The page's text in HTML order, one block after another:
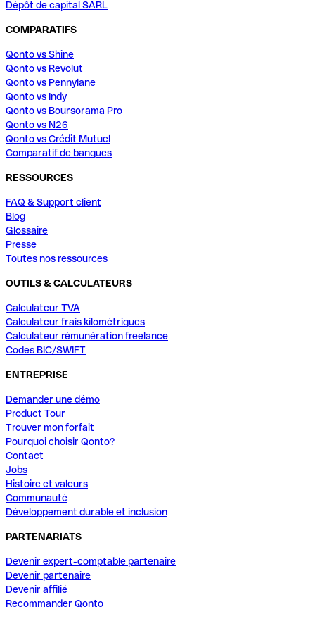
Dépôt de capital SARL
COMPARATIFS
Qonto vs Shine
Qonto vs Revolut
Qonto vs Pennylane
Qonto vs Indy
Qonto vs Boursorama Pro
Qonto vs N26
Qonto vs Crédit Mutuel
Comparatif de banques
RESSOURCES
FAQ & Support client
Blog
Glossaire
Presse
Toutes nos ressources
OUTILS & CALCULATEURS
Calculateur TVA
Calculateur frais kilométriques
Calculateur rémunération freelance
Codes BIC/SWIFT
ENTREPRISE
Demander une démo
Product Tour
Trouver mon forfait
Pourquoi choisir Qonto?
Contact
Jobs
Histoire et valeurs
Communauté
Développement durable et inclusion
PARTENARIATS
Devenir expert-comptable partenaire
Devenir partenaire
Devenir affilié
Recommander Qonto